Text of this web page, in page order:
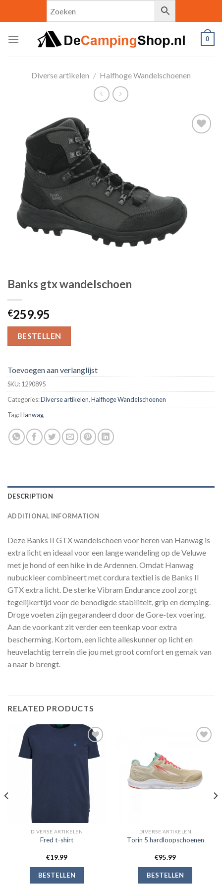
0
Diverse artikelen / Halfhoge Wandelschoenen
Banks gtx wandelschoen
€259.95
BESTELLEN
Toevoegen aan verlanglijst
SKU:1290895
Categories:Diverse artikelen,Halfhoge Wandelschoenen
Tag:Hanwag
DESCRIPTION
ADDITIONAL INFORMATION
Deze Banks II GTX wandelschoen voor heren van Hanwag is
extra licht en ideaal voor een lange wandeling op de Veluwe
met je hond of een hike in de Ardennen. Omdat Hanwag
nubuckleer combineert met cordura textiel is de Banks II
GTX extra licht. De sterke Vibram Endurance zool zorgt
tegelijkertijd voor de benodigde stabiliteit, grip en demping.
Droge voeten zijn gegarandeerd door de Gore-tex voering.
Aan de voorkant zit verder een teenkap voor extra
bescherming. Kortom, een lichte alleskunner op licht en
heuvelachtig terrein die jou met groot comfort en gemak van
a naar b brengt.
RELATED PRODUCTS
Toevoegen
verlanglijst
DIVERSE ARTIKELEN
Fred t-shirt
€19.99
BESTELLEN
DIVERSE ARTIKELEN
Torin 5 hardloopschoenen
€95.99
BESTELLEN